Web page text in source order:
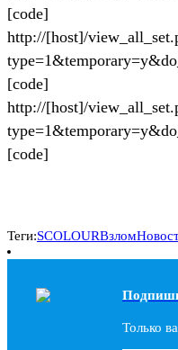
[code]
http://[host]/
[code]
http://[host]/
[code]
Теги:SCOLOURВзлом
Только